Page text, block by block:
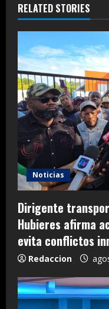
RELATED STORIES
Noticias
Dirigente
Hubieres afirma
evita conflictos
Redaccion